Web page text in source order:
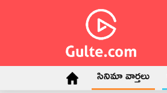
సినిమా వార్తలు